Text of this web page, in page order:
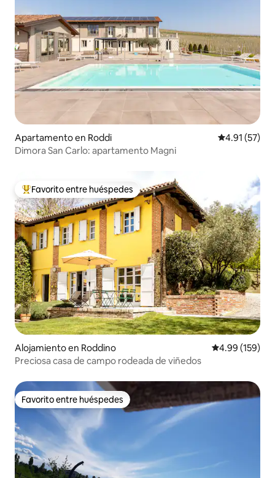
Apartamento en Roddi Calificación
4.91 (57)
Dimora San Carlo: apartamento Magni
Favorito entre huéspedes preferido
Favorito entre huéspedes
Alojamiento en Roddino Calificación
4.99 (159)
Preciosa casa de campo rodeada de viñedos
Favorito entre huéspedes
Favorito entre huéspedes